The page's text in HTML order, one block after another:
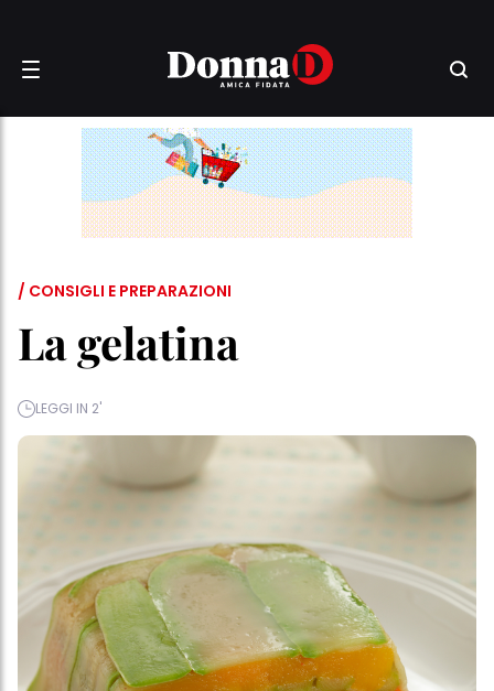
/ CONSIGLI E PREPARAZIONI
La gelatina
LEGGI IN 2'